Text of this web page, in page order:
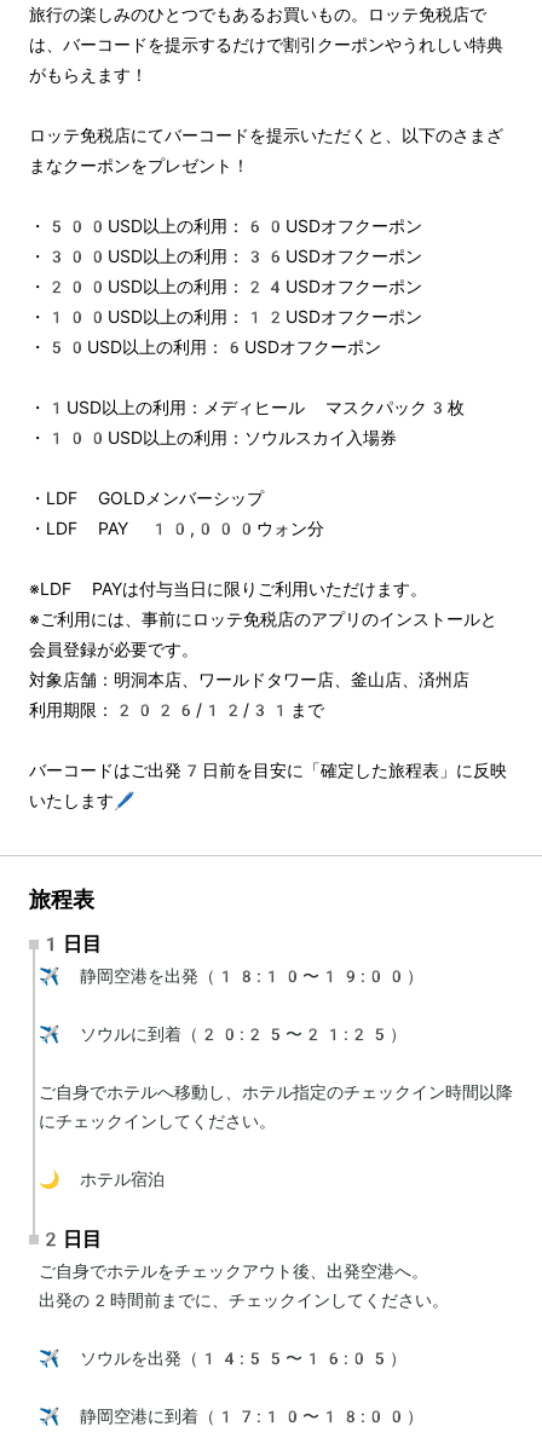
旅行の楽しみのひとつでもあるお買いもの。ロッテ免税店で
は、バーコードを提示するだけで割引クーポンやうれしい特典
がもらえます！
ロッテ免税店にてバーコードを提示いただくと、以下のさまざ
まなクーポンをプレゼント！
・500USD以上の利用：60USDオフクーポン
・300USD以上の利用：36USDオフクーポン
・200USD以上の利用：24USDオフクーポン
・100USD以上の利用：12USDオフクーポン
・50USD以上の利用：6USDオフクーポン
・1USD以上の利用：メディヒール マスクパック3枚
・100USD以上の利用：ソウルスカイ入場券
・LDF GOLDメンバーシップ
・LDF PAY 10,000ウォン分
※LDF PAYは付与当日に限りご利用いただけます。
※ご利用には、事前にロッテ免税店のアプリのインストールと
会員登録が必要です。
対象店舗：明洞本店、ワールドタワー店、釜山店、済州店
利用期限：2026/12/31まで
バーコードはご出発7日前を目安に「確定した旅程表」に反映
いたします🖊️
旅程表
1日目
✈️ 静岡空港を出発（18:10〜19:00）
✈️ ソウルに到着（20:25〜21:25）
ご自身でホテルへ移動し、ホテル指定のチェックイン時間以降
にチェックインしてください。
🌙 ホテル宿泊
2日目
ご自身でホテルをチェックアウト後、出発空港へ。
出発の2時間前までに、チェックインしてください。
✈️ ソウルを出発（14:55〜16:05）
✈️ 静岡空港に到着（17:10〜18:00）